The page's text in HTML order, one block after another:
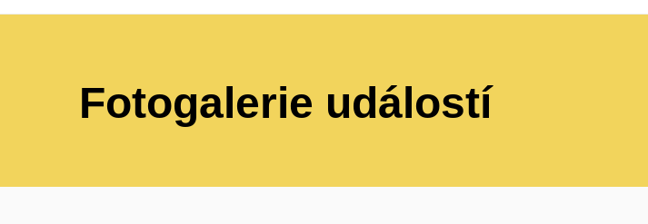
Fotogalerie událostí